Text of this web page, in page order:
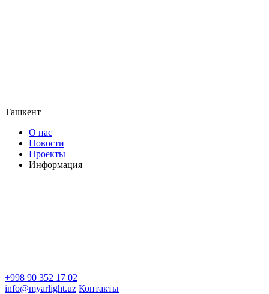
Ташкент
О нас
Новости
Проекты
Информация
+998 90 352 17 02
info@myarlight.uz Контакты